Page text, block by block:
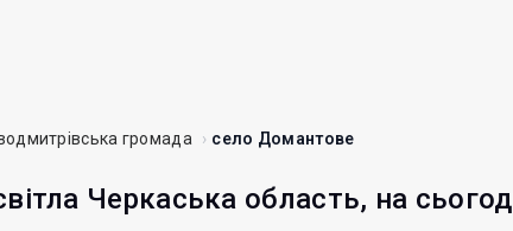
громада село Домантове
Черкаська область, на